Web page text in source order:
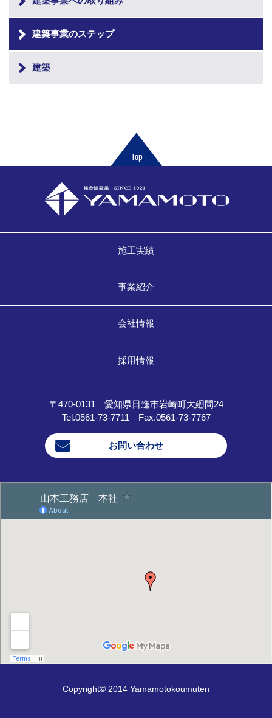
建築事業のステップ
建築
施工実績
事業紹介
会社情報
採用情報
〒470-0131 愛知県日進市岩崎町大廻間24
Tel.0561-73-7711 Fax.0561-73-7767
お問い合わせ
Copyright© 2014 Yamamotokoumuten